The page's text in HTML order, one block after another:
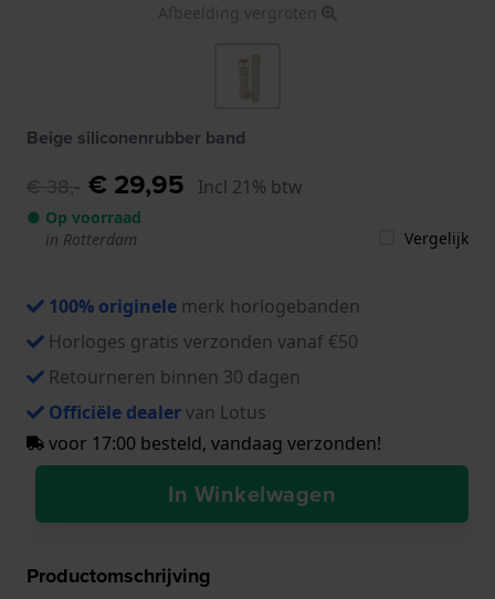
Afbeelding vergroten
Beige siliconenrubber band
€ 38,- € 29,95 Incl 21% btw
● Op voorraad
in Rotterdam
Vergelijk
100% originele merk horlogebanden
Horloges gratis verzonden vanaf €50
Retourneren binnen 30 dagen
Officiële dealervan Lotus
voor 17:00 besteld, vandaag verzonden!
In Winkelwagen
Productomschrijving